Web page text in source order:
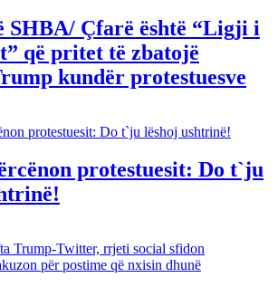
SHBA/ Çfarë është “Ligji i
që pritet të zbatojë
kundër protestuesve
protestuesit: Do t`ju